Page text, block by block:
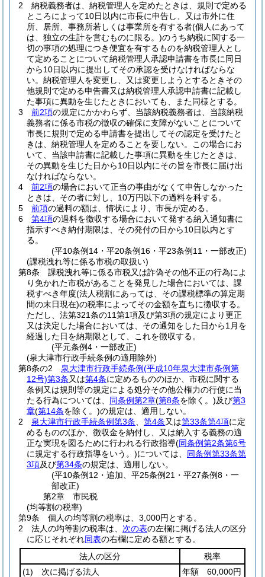
2
納税義務者は、納税管理人を定めたときは、規則で定める
ところによって10日以内に市長に申告し、又は市外に住
所、居所、事務所若しくは事業所を有する者(個人にあって
は、独立の生計を営むものに限る。)のうち納税に関する一
切の事項の処理につき便宜を有するものを納税管理人とし
て定めることについて納税管理人承認申請書を市長に同日
から10日以内に提出してその承認を受けなければならな
い。 納税管理人を変更し、又は変更しようとするときその
他規則で定める申告書又は納税管理人承認申請書に記載し
た事項に異動を生じたときにおいても、また同様とする。
3
前2項の規定にかかわらず、当該納税義務者は、当該納税
義務者に係る市税の徴収の確保に支障がないことについて
市長に規則で定める申請書を提出してその認定を受けたと
きは、納税管理人を定めることを要しない。
この場合にお
いて、当該申請書に記載した事項に異動を生じたときは、
その異動を生じた日から10日以内にその旨を市長に届け出
なければならない。
4
前2項の場合において正当の事由がなくて申告しなかった
ときは、その者に対し、10万円以下の過料を科する。
5
前項の過料の額は、情状により、市長が定める。
6
第4項の過料を徴収する場合において発する納入通知書に
指示すべき納付期限は、その発付の日から10日以内とす
る。
(平10条例14・平20条例16・平23条例11・一部改正)
(課税洩れ等に係る市税の取扱い)
第8条
課税洩れ等に係る市税又は詐偽その他不正の行為によ
り免かれた市税があることを発見した場合においては、課
税すべき年度(法人税割にあっては、その課税標準の算定期
間の末日現在)の税率によってその金額を直ちに徴収する。
ただし、法第321条の11第1項及び第3項の規定により更正
又は決定した場合においては、その通知をした日から1月を
経過した日を納期限として、これを徴収する。
(平元条例4・一部改正)
(泉大津市行政手続条例の適用除外)
第8条の2
泉大津市行政手続条例(平成10年泉大津市条例第
12号)第3条又は第4条に定めるもののほか、市税に関する
条例又は規則等の規定による処分その他公権力の行使に当
たる行為については、 同条例第2章(第8条を除く。)及び第3
章(第14条を除く。)の規定は、適用しない。
2
泉大津市行政手続条例第3条 第4条又は第33条第4項に定
めるもののほか、徴収金を納付し、又は納入する義務の適
正な実現を図るために行われる行政指導(同条例第2条第6号
に規定する行政指導をいう。)については、 同条例第33条第
3項及び第34条の規定は、適用しない。
(平10条例12・追加、平25条例21・平27条例8・一
部改正)
第2章
市民税
(均等割の税率)
第9条
個人の均等割の税率は、3,000円とする。
2
法人の均等割の税率は、 次の表の左欄に掲げる法人の区分
に応じそれぞれ同表の右欄に定める額とする。
法人の区分
税率
(1) 次に掲げる法人
年額 60,000円